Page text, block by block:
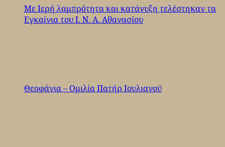
Με Ιερή λαμπρότητα και κατάνυξη τελέστηκαν τα
Εγκαίνια του Ι. Ν. Α. Αθανασίου
Θεοφάνια – Ομιλία Πατήρ Ιουλιανού